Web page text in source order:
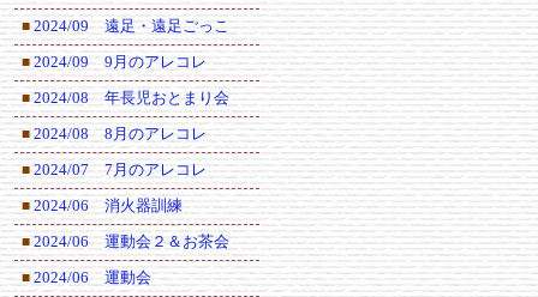
■ 2024/09 遠足・遠足ごっこ
■ 2024/09 9月のアレコレ
■ 2024/08 年長児おとまり会
■ 2024/08 8月のアレコレ
■ 2024/07 7月のアレコレ
■ 2024/06 消火器訓練
■ 2024/06 運動会２＆お茶会
■ 2024/06 運動会